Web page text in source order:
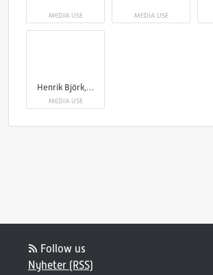
MEDIA USE MEDIA USE
Henrik Björk, driftchef på Kläppen Ski Resort (till vänster i bilden) tar hjälp av Johan Landin, (till höger i bilden) för att mäta höjden på snösparhöjden.
MEDIA USE
Follow us
Nyheter (RSS)